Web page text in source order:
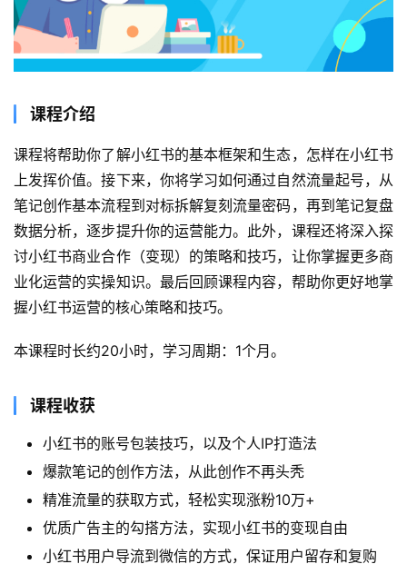
课程介绍
课程将帮助你了解小红书的基本框架和生态，怎样在小红书
上发挥价值。接下来，你将学习如何通过自然流量起号，从
笔记创作基本流程到对标拆解复刻流量密码，再到笔记复盘
数据分析，逐步提升你的运营能力。此外，课程还将深入探
讨小红书商业合作（变现）的策略和技巧，让你掌握更多商
业化运营的实操知识。最后回顾课程内容，帮助你更好地掌
握小红书运营的核心策略和技巧。
本课程时长约20小时，学习周期：1个月。
课程收获
小红书的账号包装技巧，以及个人IP打造法
爆款笔记的创作方法，从此创作不再头秃
精准流量的获取方式，轻松实现涨粉10万+
优质广告主的勾搭方法，实现小红书的变现自由
小红书用户导流到微信的方式，保证用户留存和复购